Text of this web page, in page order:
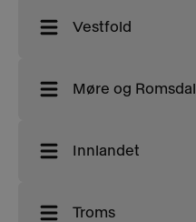
Vestfold
Møre og Romsdal
Innlandet
Troms